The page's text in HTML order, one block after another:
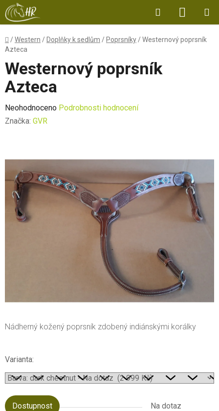
Přejít
na
obsah
Hledat
KOŠÍK
Domů
/Western / Doplňky k sedlům / Poprsníky /Westernový poprsník
Azteca
Nádherný kožený poprsník zdobený indiánskými korálky
Varianta:
Dostupnost Na dotaz
Westernový poprsník
Azteca
Průměrné
hodnocení
0,0
hvězdiček.
Neohodnoceno Podrobnosti hodnocení
Značka: GVR